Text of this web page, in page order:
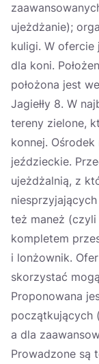
ujeżdżanie);
kuligi. W ofercie
dla koni.
położona jest
Jagiełły 8. W
tereny zielone,
konnej.
jeździeckie.
ujeżdżalnią, z
też maneż
kompletem
i lonżownik.
skorzystać
Proponowana
początkujących
a dla
Prowadzone są